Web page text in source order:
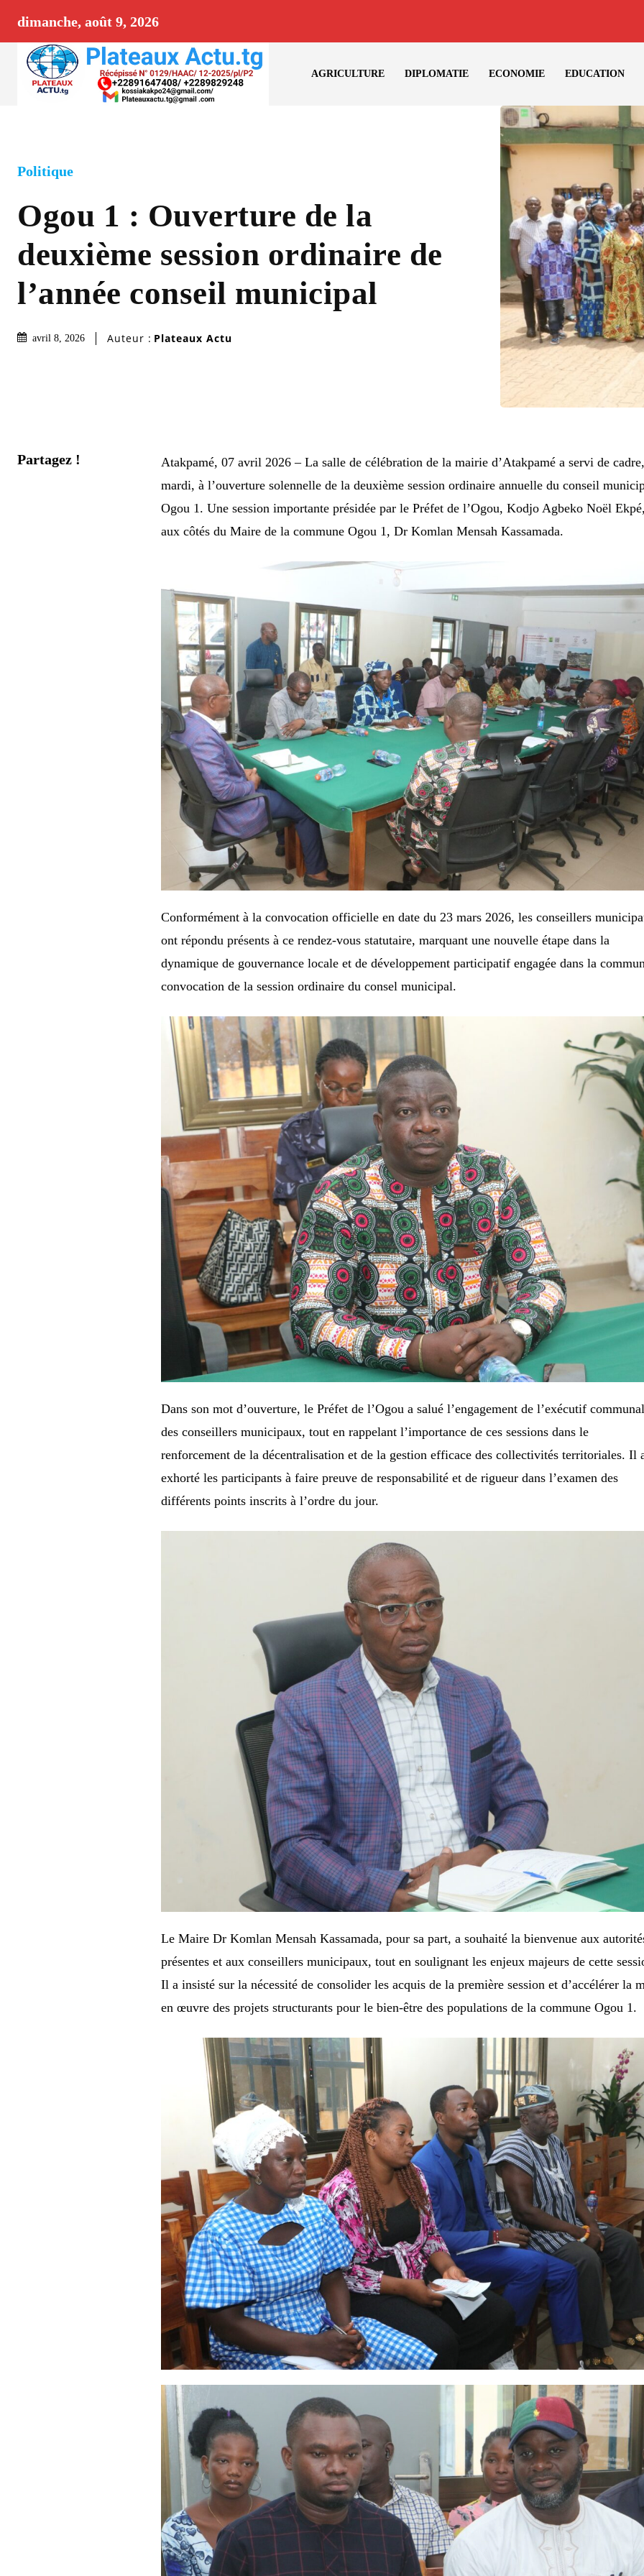
dimanche, août 9, 2026
AGRICULTURE DIPLOMATIE ECONOMIE EDUCATION
Politique
Ogou 1 : Ouverture de la
deuxième session ordinaire de
l’année conseil municipal
avril 8, 2026 Auteur : Plateaux Actu
Partagez !
Atakpamé, 07 avril 2026 – La salle de célébration de la mairie d’Atakpamé a servi de
mardi, à l’ouverture solennelle de la deuxième session ordinaire annuelle du conseil
Ogou 1. Une session importante présidée par le Préfet de l’Ogou, Kodjo Agbeko Noël
aux côtés du Maire de la commune Ogou 1, Dr Komlan Mensah Kassamada.
Conformément à la convocation officielle en date du 23 mars 2026, les conseillers
ont répondu présents à ce rendez-vous statutaire, marquant une nouvelle étape dans la
dynamique de gouvernance locale et de développement participatif engagée dans la
convocation de la session ordinaire du consel municipal.
Dans son mot d’ouverture, le Préfet de l’Ogou a salué l’engagement de l’exécutif
des conseillers municipaux, tout en rappelant l’importance de ces sessions dans le
renforcement de la décentralisation et de la gestion efficace des collectivités territoriales. Il
exhorté les participants à faire preuve de responsabilité et de rigueur dans l’examen des
différents points inscrits à l’ordre du jour.
Le Maire Dr Komlan Mensah Kassamada, pour sa part, a souhaité la bienvenue aux
présentes et aux conseillers municipaux, tout en soulignant les enjeux majeurs de cette
Il a insisté sur la nécessité de consolider les acquis de la première session et d’accélérer la
en œuvre des projets structurants pour le bien-être des populations de la commune Ogou 1.